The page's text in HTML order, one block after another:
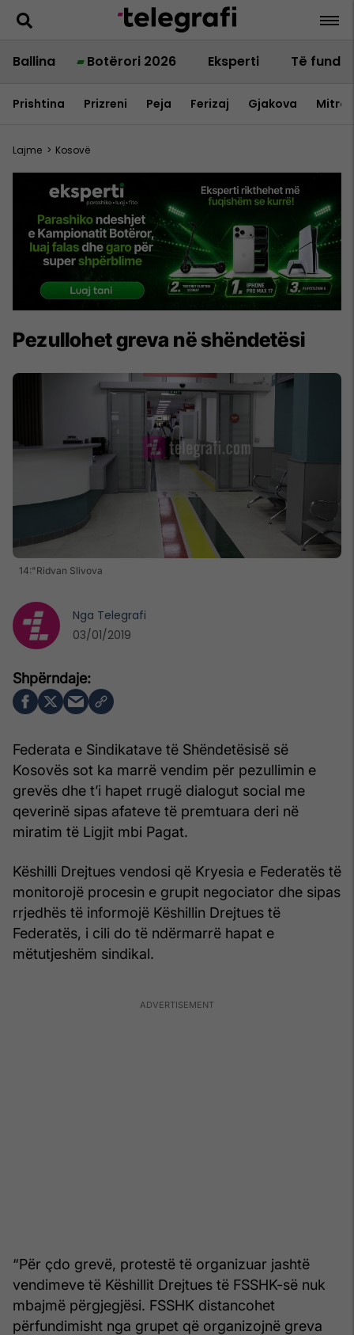
Ballina Botërori 2026 Eksperti Të fundit
Prishtina Prizreni Peja Ferizaj Gjakova
Lajme > Kosovë
Pezullohet greva në shëndetësi
14:"Ridvan Slivova
Federata e Sindikatave të Shëndetësisë së
Kosovës sot ka marrë vendim për pezullimin e
grevës dhe t’i hapet rrugë dialogut social me
qeverinë sipas afateve të premtuara deri në
miratim të Ligjit mbi Pagat.
Këshilli Drejtues vendosi që Kryesia e Federatës të
monitorojë procesin e grupit negociator dhe sipas
rrjedhës të informojë Këshillin Drejtues të
Federatës, i cili do të ndërmarrë hapat e
mëtutjeshëm sindikal.
“Për çdo grevë, protestë të organizuar jashtë
vendimeve të Këshillit Drejtues të FSSHK-së nuk
mbajmë përgjegjësi. FSSHK distancohet
përfundimisht nga grupet që organizojnë greva
Nga Telegrafi
03/01/2019